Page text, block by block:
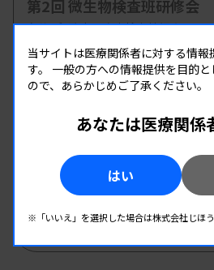
第2回 微生物検査班研修会
主催 :和歌山県臨床検査技師会
開催場所 : 和歌山県 | WEB
微生物
08.22（土）-2026.08.22
2026年度第1回北信支部学
長野県臨床検査技師会
当サイトは医療関係者に対する情
す。 一般の方への情報提供を目的
ので、あらかじめご了承ください。
あなたは医療関係
はい
※「いいえ」を選択した場合は株式会社じほ